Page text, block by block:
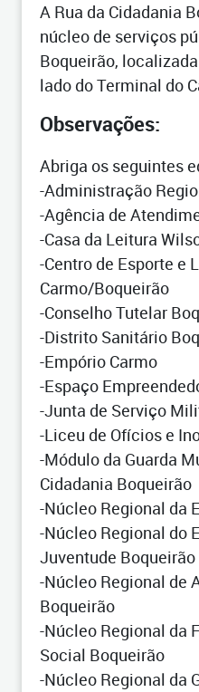
A Rua da Cidadania
núcleo de serviços
Boqueirão,
lado do Terminal do
Observações:
Abriga os seguintes
-Administração
-Agência de
-Casa da Leitura
-Centro de Esporte e
Carmo/Boqueirão
-Conselho Tutelar
-Distrito Sanitário
-Empório Carmo
-Espaço
-Junta de Serviço
-Liceu de Ofícios e
-Módulo da Guarda
Cidadania Boqueirão
-Núcleo Regional da
-Núcleo Regional do
Juventude Boqueirão
-Núcleo Regional de
Boqueirão
-Núcleo Regional da
Social Boqueirão
-Núcleo Regional da